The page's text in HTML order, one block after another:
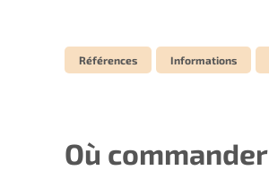
Références Informations
Où commander